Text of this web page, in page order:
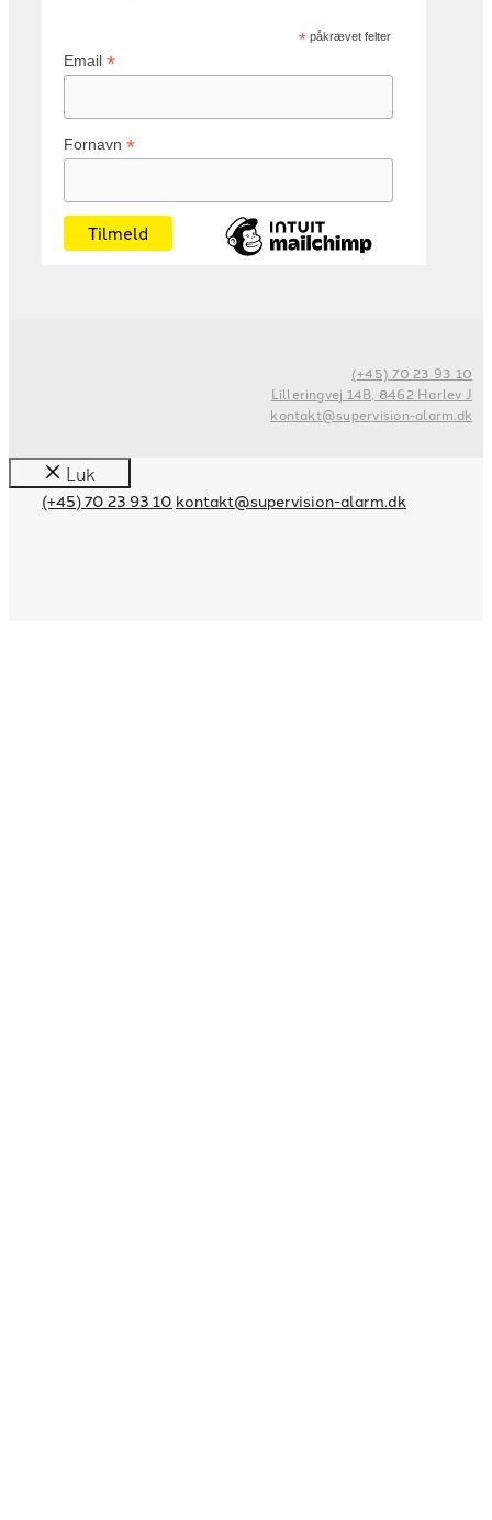
*påkrævet felter
Email *
Fornavn *
(+45) 70 23 93 10
Lilleringvej 14B, 8462 Harlev J
kontakt@supervision-alarm.dk
Luk
(+45) 70 23 93 10 kontakt@supervision-alarm.dk